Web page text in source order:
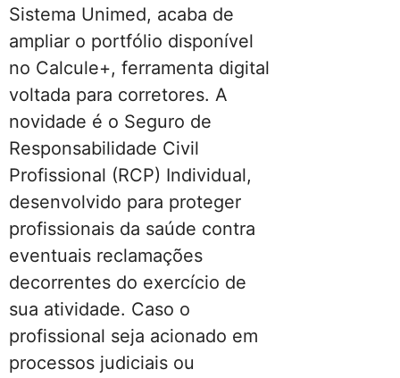
Sistema Unimed, acaba de
ampliar o portfólio disponível
no Calcule+, ferramenta digital
voltada para corretores. A
novidade é o Seguro de
Responsabilidade Civil
Profissional (RCP) Individual,
desenvolvido para proteger
profissionais da saúde contra
eventuais reclamações
decorrentes do exercício de
sua atividade. Caso o
profissional seja acionado em
processos judiciais ou